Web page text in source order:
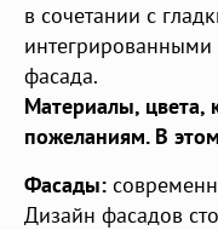
в сочетании с
фасада.
Материалы, цвета,
пожеланиям. В
Фасады:
Дизайн фасадов